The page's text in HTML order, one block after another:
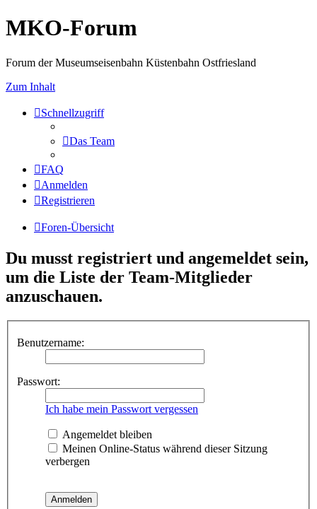
MKO-Forum
Forum der Museumseisenbahn Küstenbahn Ostfriesland
Zum Inhalt
Schnellzugriff
Das Team
FAQ
Anmelden
Registrieren
Foren-Übersicht
Du musst registriert und angemeldet sein,
um die Liste der Team-Mitglieder
anzuschauen.
Benutzername:
Passwort:
Ich habe mein Passwort vergessen
Angemeldet bleiben
Meinen Online-Status während dieser Sitzung
verbergen